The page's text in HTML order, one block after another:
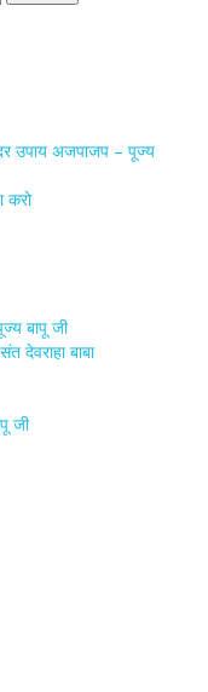
उपाय अजपाजप – पूज्य
करो
बापू जी
देवराहा बाबा
जी